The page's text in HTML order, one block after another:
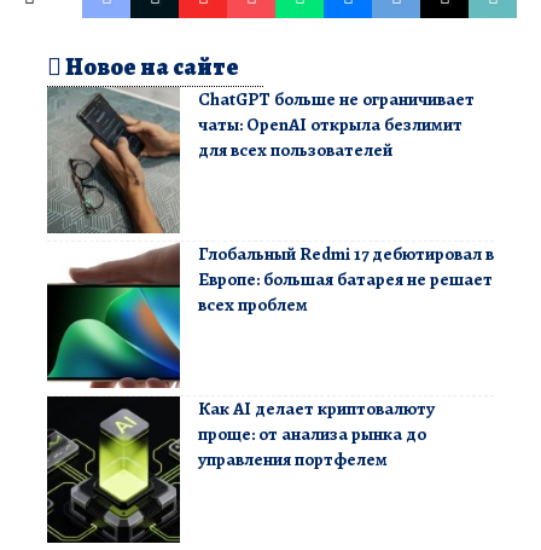
Новое на сайте
ChatGPT больше не ограничивает
чаты: OpenAI открыла безлимит
для всех пользователей
Глобальный Redmi 17 дебютировал в
Европе: большая батарея не решает
всех проблем
Как AI делает криптовалюту
проще: от анализа рынка до
управления портфелем